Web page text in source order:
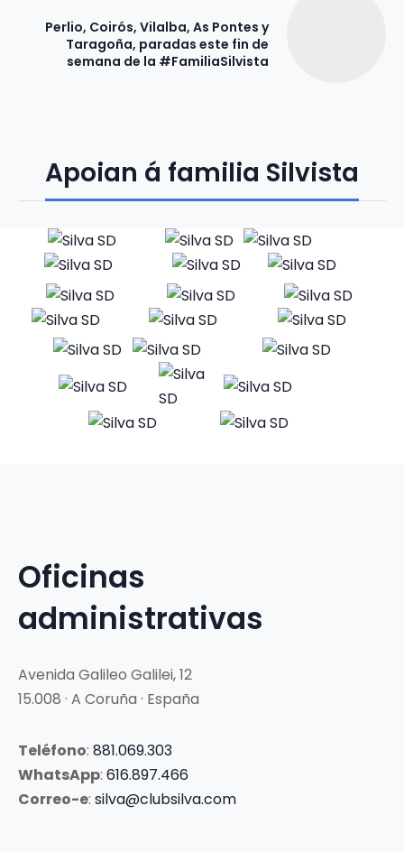
Perlio, Coirós, Vilalba, As Pontes y
Taragoña, paradas este fin de
semana de la #FamiliaSilvista
Apoian á familia Silvista
Oficinas
administrativas
Avenida Galileo Galilei, 12
15.008 · A Coruña · España
Teléfono: 881.069.303
WhatsApp: 616.897.466
Correo-e: silva@clubsilva.com